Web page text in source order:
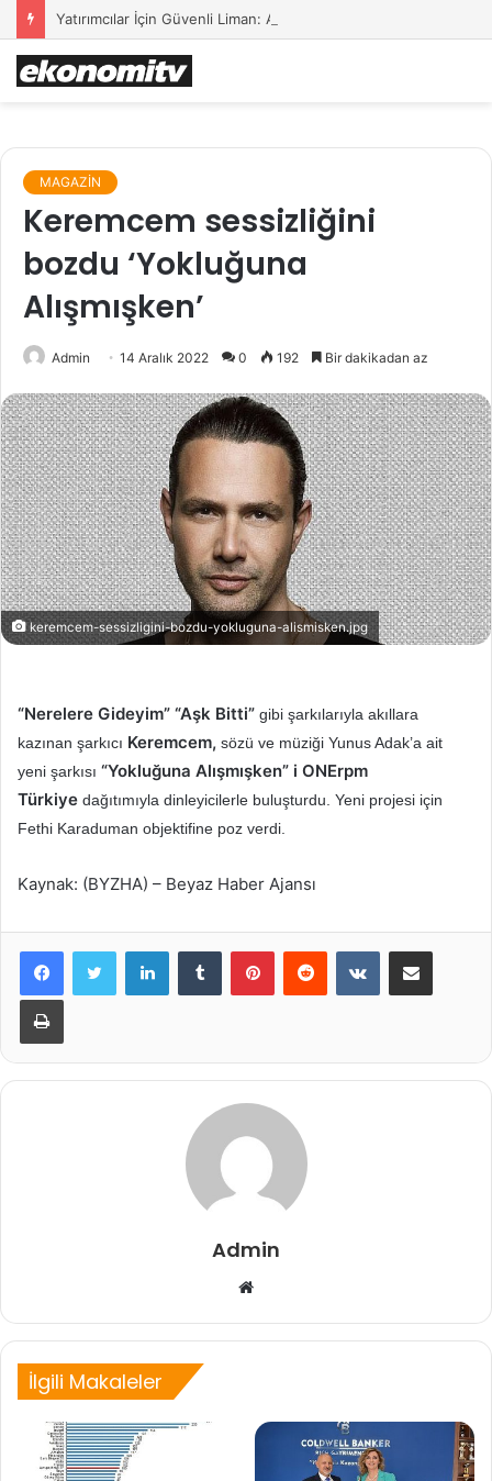
Yatırımcılar İçin Güvenli Liman: Altın Hâlâ İlk Sırada mı?
MAGAZİN
Keremcem sessizliğini
bozdu ‘Yokluğuna
Alışmışken’
Admin 14 Aralık 2022 0 192 Bir dakikadan az
keremcem-sessizligini-bozdu-yokluguna-alismisken.jpg
“Nerelere Gideyim” “Aşk Bitti” gibi şarkılarıyla akıllara
kazınan şarkıcı Keremcem, sözü ve müziği Yunus Adak’a ait
yeni şarkısı “Yokluğuna Alışmışken” i ONErpm
Türkiye dağıtımıyla dinleyicilerle buluşturdu. Yeni projesi için
Fethi Karaduman objektifine poz verdi.
Kaynak: (BYZHA) – Beyaz Haber Ajansı
LinkedInTumblr PinterestReddit VKontakteE-Posta ile paylaş
Yazdır
Admin
Web
İlgili Makaleler